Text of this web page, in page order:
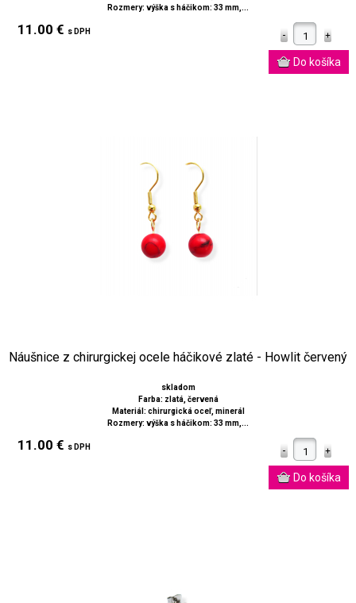
Rozmery: výška s háčikom: 33 mm,...
11.00 € s DPH
Náušnice z chirurgickej ocele háčikové zlaté - Howlit červený
skladom
Farba: zlatá, červená
Materiál: chirurgická oceľ, minerál
Rozmery: výška s háčikom: 33 mm,...
11.00 € s DPH